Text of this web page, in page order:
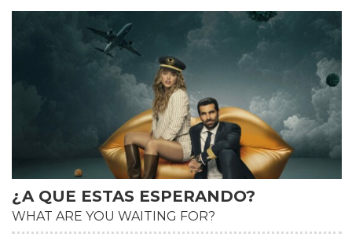
HD
¿A QUE ESTAS ESPERANDO?
WHAT ARE YOU WAITING FOR?